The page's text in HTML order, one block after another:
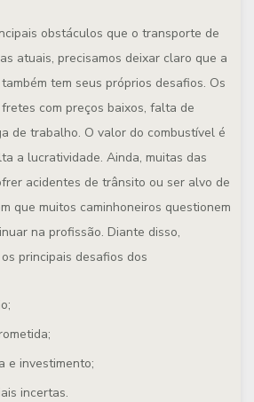
obstáculos que o transporte de
atuais, precisamos deixar claro que a
tem seus próprios desafios. Os
com preços baixos, falta de
de trabalho. O valor do combustível é
a lucratividade. Ainda, muitas das
acidentes de trânsito ou ser alvo de
que muitos caminhoneiros questionem
na profissão. Diante disso,
principais desafios dos
e investimento;
incertas.